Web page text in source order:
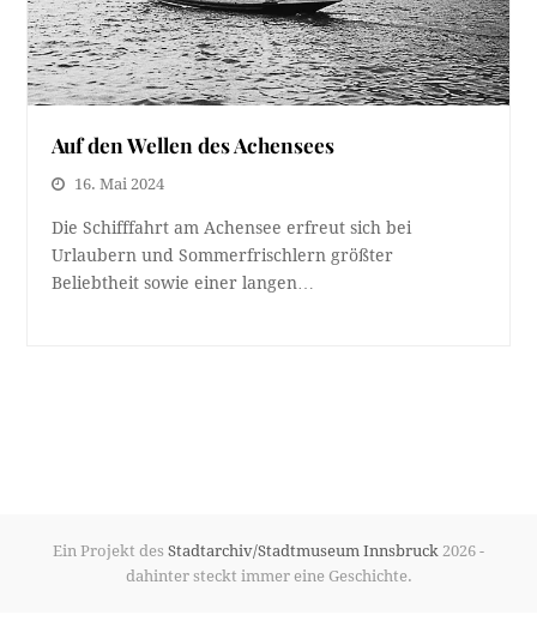
Auf den Wellen des Achensees
16. Mai 2024
Die Schifffahrt am Achensee erfreut sich bei
Urlaubern und Sommerfrischlern größter
Beliebtheit sowie einer langen…
Ein Projekt des Stadtarchiv/Stadtmuseum Innsbruck 2026 -
dahinter steckt immer eine Geschichte.